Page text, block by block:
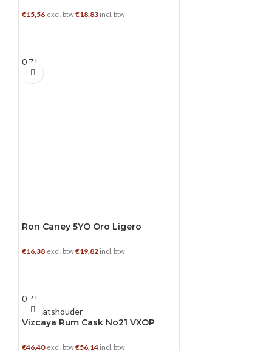
€15,56 excl. btw€18,83 incl. btw
0.7 L
Ron Caney 5YO Oro Ligero
€16,38 excl. btw€19,82 incl. btw
0.7 L
Vizcaya Rum Cask No21 VXOP
€46,40 excl. btw€56,14 incl. btw